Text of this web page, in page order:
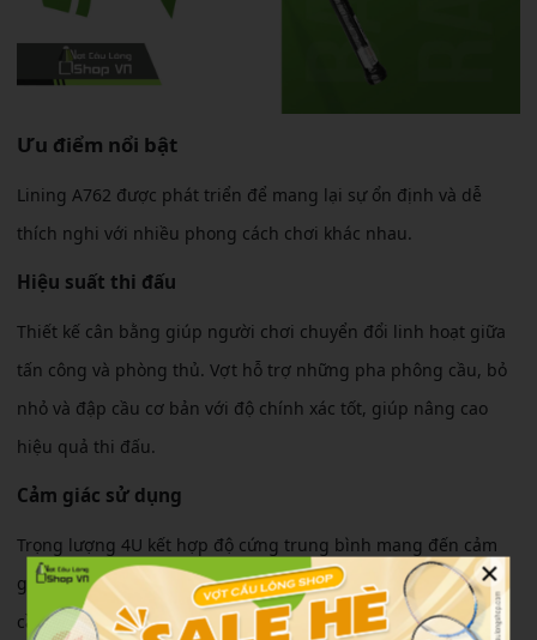
Ưu điểm nổi bật
Lining A762 được phát triển để mang lại sự ổn định và dễ
thích nghi với nhiều phong cách chơi khác nhau.
Hiệu suất thi đấu
Thiết kế cân bằng giúp người chơi chuyển đổi linh hoạt giữa
tấn công và phòng thủ. Vợt hỗ trợ những pha phông cầu, bỏ
nhỏ và đập cầu cơ bản với độ chính xác tốt, giúp nâng cao
hiệu quả thi đấu.
Cảm giác sử dụng
Trọng lượng 4U kết hợp độ cứng trung bình mang đến cảm
giác cầm nắm nhẹ nhàng. Người chơi có thể dễ dàng xử lý
cầu nhanh trên lưới hoặc thực hiện các pha điều cầu liên tục
×